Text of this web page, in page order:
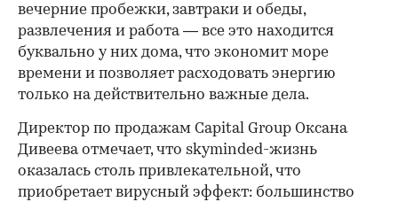
вечерние пробежки, завтраки и обеды,
развлечения и работа — все это находится
буквально у них дома, что экономит море
времени и позволяет расходовать энергию
только на действительно важные дела.
Директор по продажам Capital Group Оксана
Дивеева отмечает, что skyminded-жизнь
оказалась столь привлекательной, что
приобретает вирусный эффект: большинство